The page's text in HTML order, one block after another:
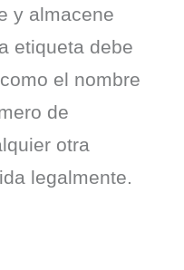
y almacene
etiqueta debe
el nombre
de
otra
legalmente.